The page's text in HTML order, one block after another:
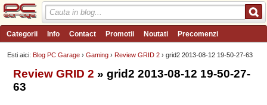
Categorii Info Contact Promotii Noutati Precomenzi
Review-uri Wishlist PC Garage TV Forum Blog Angajari
Esti aici:Blog PC Garage ›Gaming ›Review GRID 2 › grid2 2013-08-12 19-50-27-63
Review GRID 2 » grid2 2013-08-12 19-50-27-
63